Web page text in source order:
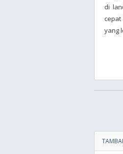
di
yang